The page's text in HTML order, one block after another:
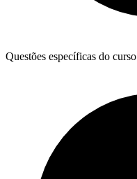
Questões específicas do curso